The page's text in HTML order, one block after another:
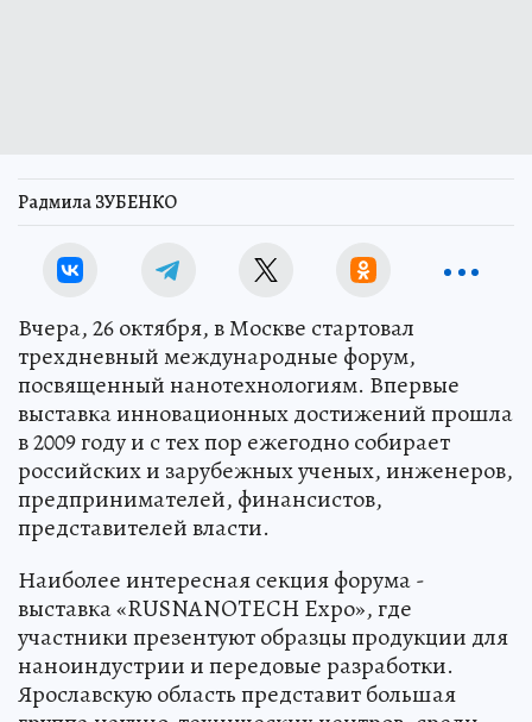
Радмила ЗУБЕНКО
Вчера, 26 октября, в Москве стартовал
трехдневный международные форум,
посвященный нанотехнологиям. Впервые
выставка инновационных достижений прошла
в 2009 году и с тех пор ежегодно собирает
российских и зарубежных ученых, инженеров,
предпринимателей, финансистов,
представителей власти.
Наиболее интересная секция форума -
выставка «RUSNANOTECH Expo», где
участники презентуют образцы продукции для
наноиндустрии и передовые разработки.
Ярославскую область представит большая